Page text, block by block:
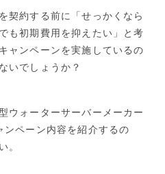
契約する前に「せっかくなら
も初期費用を抑えたい」と考
ャンペーンを実施しているの
いでしょうか？
ウォーターサーバーメーカー
ペーン内容を紹介するの
。